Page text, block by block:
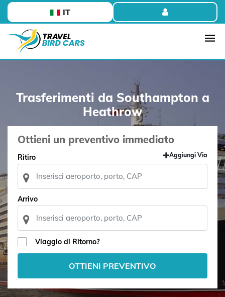
IT
Trasferimenti da Southampton a
Heathrow
Ottieni un preventivo immediato
Ritiro Aggiungi Via
Arrivo
Viaggio di Ritorno?
OTTIENI PREVENTIVO